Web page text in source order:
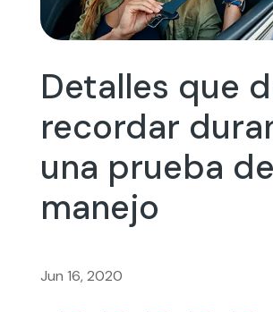
Detalles que
recordar
una prueba de
manejo
Jun 16, 2020